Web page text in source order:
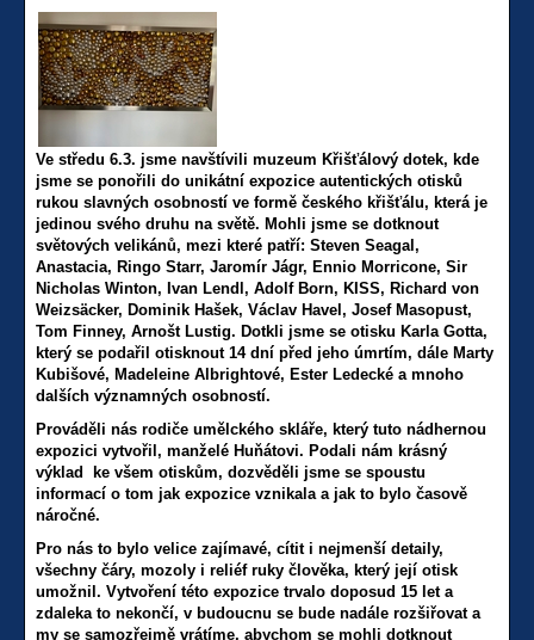
Ve středu 6.3. jsme navštívili muzeum Křišťálový dotek, kde
jsme se ponořili do unikátní expozice autentických otisků
rukou slavných osobností ve formě českého křišťálu, která je
jedinou svého druhu na světě. Mohli jsme se dotknout
světových velikánů, mezi které patří: Steven Seagal,
Anastacia, Ringo Starr, Jaromír Jágr, Ennio Morricone, Sir
Nicholas Winton, Ivan Lendl, Adolf Born, KISS, Richard von
Weizsäcker, Dominik Hašek, Václav Havel, Josef Masopust,
Tom Finney, Arnošt Lustig. Dotkli jsme se otisku Karla Gotta,
který se podařil otisknout 14 dní před jeho úmrtím, dále Marty
Kubišové, Madeleine Albrightové, Ester Ledecké a mnoho
dalších významných osobností.
Prováděli nás rodiče umělckého skláře, který tuto nádhernou
expozici vytvořil, manželé Huňátovi. Podali nám krásný
výklad ke všem otiskům, dozvěděli jsme se spoustu
informací o tom jak expozice vznikala a jak to bylo časově
náročné.
Pro nás to bylo velice zajímavé, cítit i nejmenší detaily,
všechny čáry, mozoly i reliéf ruky člověka, který její otisk
umožnil. Vytvoření této expozice trvalo doposud 15 let a
zdaleka to nekončí, v budoucnu se bude nadále rozšiřovat a
my se samozřejmě vrátíme, abychom se mohli dotknout